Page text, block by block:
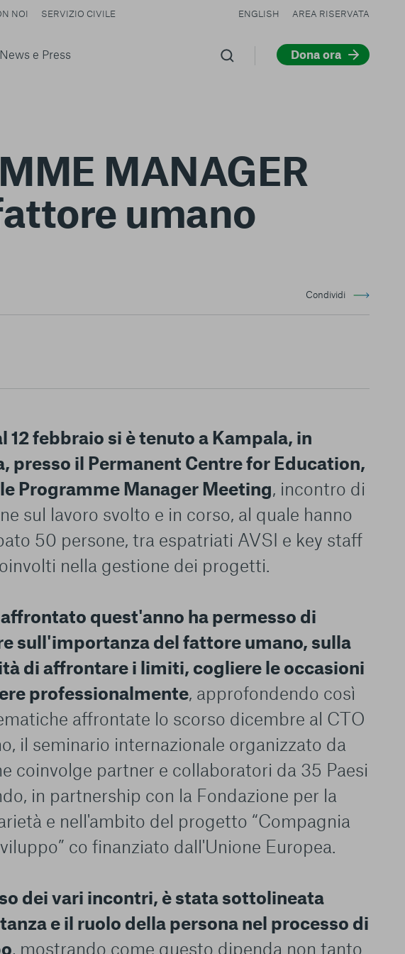
News e Press Dona ora
NOI SERVIZIO CIVILE ENGLISH AREA RISERVATA
MANAGER
umano
Condividi
12 febbraio si è tenuto a Kampala, in
presso il Permanent Centre for Education,
Programme Manager Meeting, incontro di
sul lavoro svolto e in corso, al quale hanno
50 persone, tra espatriati AVSI e key staff
nella gestione dei progetti.
quest'anno ha permesso di
sull'importanza del fattore umano, sulla
di affrontare i limiti, cogliere le occasioni
professionalmente, approfondendo così
affrontate lo scorso dicembre al CTO
il seminario internazionale organizzato da
coinvolge partner e collaboratori da 35 Paesi
in partnership con la Fondazione per la
e nell'ambito del progetto “Compagnia
co finanziato dall'Unione Europea.
dei vari incontri, è stata sottolineata
e il ruolo della persona nel processo di
, mostrando come questo dipenda non tanto